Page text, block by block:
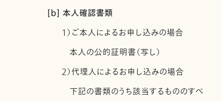
[b] 本人確認書類
1）ご本人によるお申し込みの場合
本人の公的証明書（写し）
2）代理人によるお申し込みの場合
下記の書類のうち該当するもののすべ